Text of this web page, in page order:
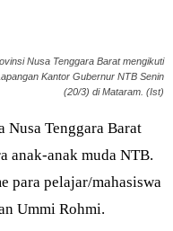
Nusa Tenggara Barat mengikuti
Kantor Gubernur NTB Senin
(20/3) di Mataram. (Ist)
Nusa Tenggara Barat
anak-anak muda NTB.
para pelajar/mahasiswa
Ummi Rohmi.